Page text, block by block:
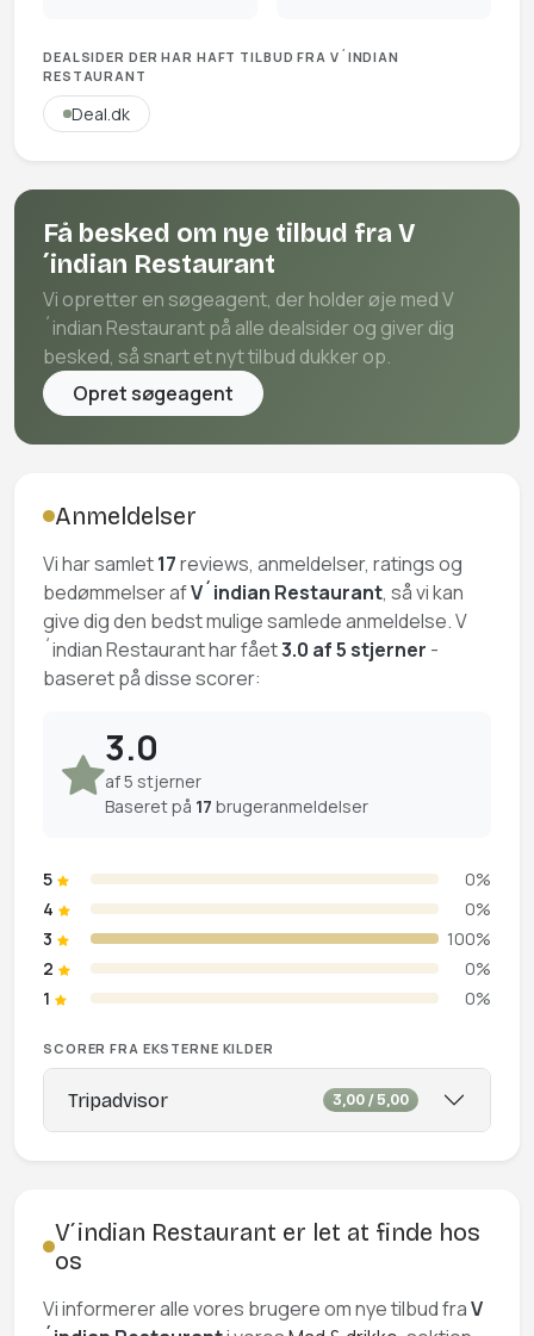
DEALSIDER DER HAR HAFT TILBUD FRA V´INDIAN
RESTAURANT
Deal.dk
Få besked om nye tilbud fra V
´indian Restaurant
Vi opretter en søgeagent, der holder øje med V
´indian Restaurant på alle dealsider og giver dig
besked, så snart et nyt tilbud dukker op.
Opret søgeagent
Anmeldelser
Vi har samlet17reviews, anmeldelser, ratings og
bedømmelser afV´indian Restaurant, så vi kan
give dig den bedst mulige samlede anmeldelse. V
´indian Restaurant har fået3.0 af 5 stjerner -
baseret på disse scorer:
3.0
af 5 stjerner
Baseret på 17 brugeranmeldelser
5
0%
4
0%
3
100%
2
0%
1
0%
SCORER FRA EKSTERNE KILDER
Tripadvisor 3,00 / 5,00
V´indian Restaurant er let at finde hos
os
Vi informerer alle vores brugere om nye tilbud fraV